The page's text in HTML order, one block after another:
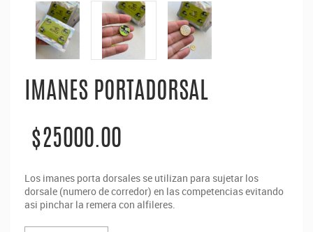
IMANES PORTADORSAL
$25000.00
Los imanes porta dorsales se utilizan para sujetar los
dorsale (numero de corredor) en las competencias evitando
asi pinchar la remera con alfileres.